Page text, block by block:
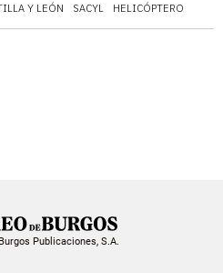
Y LEÓN SACYL HELICÓPTERO
Publicaciones, S.A.